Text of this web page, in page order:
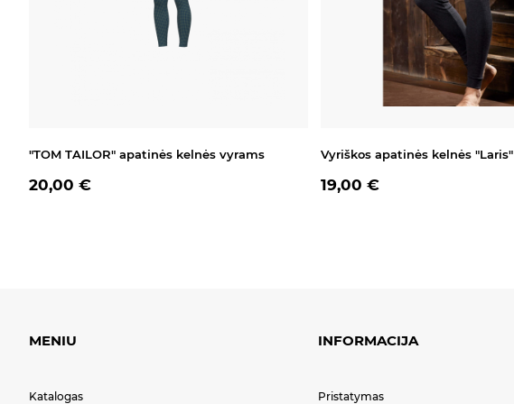
"TOM TAILOR" apatinės kelnės vyrams
20,00 €
Vyriškos apatinės kelnės "Laris"
19,00 €
MENIU
Katalogas
INFORMACIJA
Pristatymas